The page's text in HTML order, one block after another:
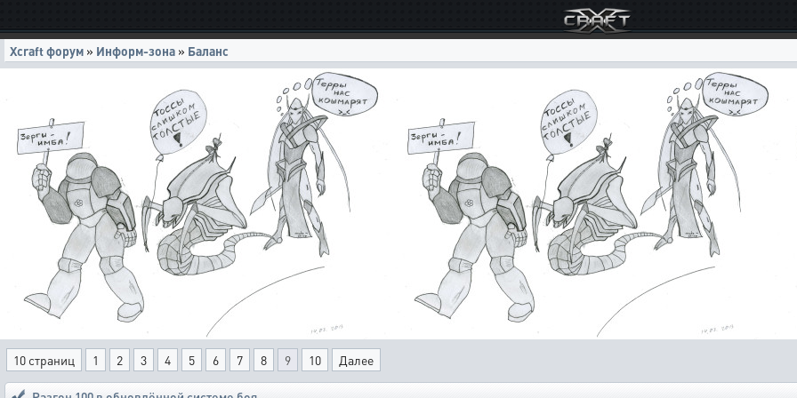
Xcraft форум » Информ-зона » Баланс
10 страниц 1 2 3 4 5 6 7 8 9 10 Далее